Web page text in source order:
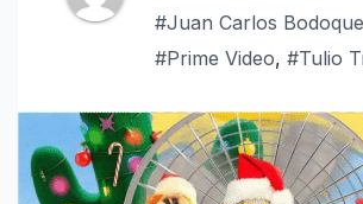
#Juan Carlos Bodoque
#Prime Video, #Tulio